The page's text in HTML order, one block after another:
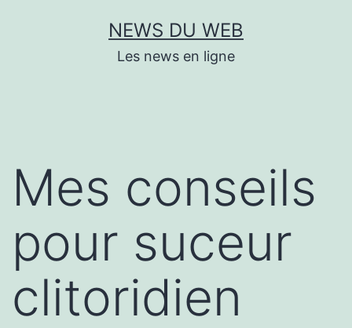
NEWS DU WEB
Les news en ligne
Mes conseils
pour suceur
clitoridien